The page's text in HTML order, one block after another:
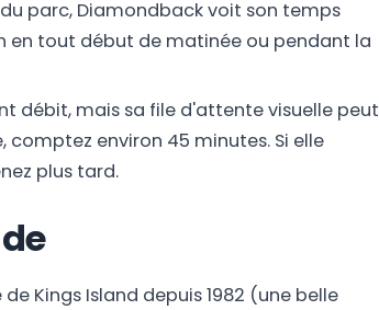
parc, Diamondback voit son temps
en tout début de matinée ou pendant la
débit, mais sa file d'attente visuelle peut
comptez environ 45 minutes. Si elle
plus tard.
Kings Island depuis 1982 (une belle